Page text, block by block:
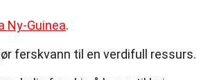
Ny-Guinea.
ferskvann til en verdifull ressurs.